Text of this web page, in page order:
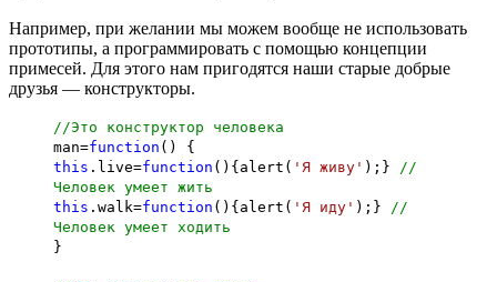
Например, при желании мы можем вообще не использовать
прототипы, а программировать с помощью концепции
примесей. Для этого нам пригодятся наши старые добрые
друзья — конструкторы.
//Это конструктор человека
man=function () {
this .live=function (){alert( 'Я живу' );} //
Человек умеет жить
this .walk=function (){alert( 'Я иду' );} //
Человек умеет ходить
}